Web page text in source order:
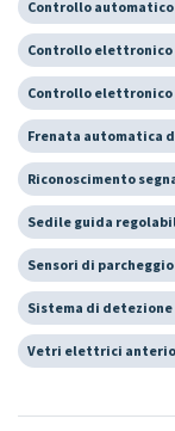
Controllo
Controllo
Controllo
Frenata automatica
Riconoscimento
Sedile guida
Sensori di
Sistema di
Vetri elettrici